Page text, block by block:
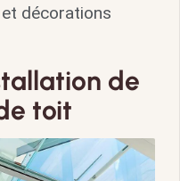
décorations
de
toit